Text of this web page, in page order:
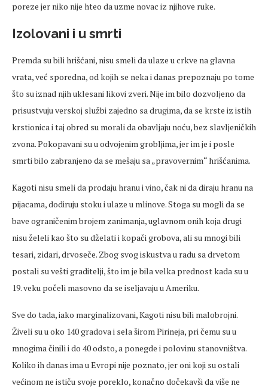
poreze jer niko nije hteo da uzme novac iz njihove ruke.
Izolovani i u smrti
Premda su bili hrišćani, nisu smeli da ulaze u crkve na glavna
vrata, već sporedna, od kojih se neka i danas prepoznaju po tome
što su iznad njih uklesani likovi zveri. Nije im bilo dozvoljeno da
prisustvuju verskoj službi zajedno sa drugima, da se krste iz istih
krstionica i taj obred su morali da obavljaju noću, bez slavljeničkih
zvona. Pokopavani su u odvojenim grobljima, jer im je i posle
smrti bilo zabranjeno da se mešaju sa „pravovernim“ hrišćanima.
Kagoti nisu smeli da prodaju hranu i vino, čak ni da diraju hranu na
pijacama, dodiruju stoku i ulaze u mlinove. Stoga su mogli da se
bave ograničenim brojem zanimanja, uglavnom onih koja drugi
nisu želeli kao što su dželati i kopači grobova, ali su mnogi bili
tesari, zidari, drvoseče. Zbog svog iskustva u radu sa drvetom
postali su vešti graditelji, što im je bila velka prednost kada su u
19. veku počeli masovno da se iseljavaju u Ameriku.
Sve do tada, iako marginalizovani, Kagoti nisu bili malobrojni.
Živeli su u oko 140 gradova i sela širom Pirineja, pri čemu su u
mnogima činili i do 40 odsto, a ponegde i polovinu stanovništva.
Koliko ih danas ima u Evropi nije poznato, jer oni koji su ostali
većinom ne ističu svoje poreklo, konačno dočekavši da više ne